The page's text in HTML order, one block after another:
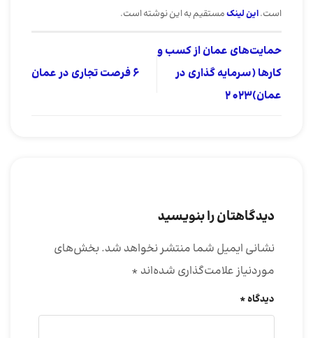
است.این لینکمستقیم به این نوشته است.
حمایت‌های عمان از کسب و
کارها (سرمایه گذاری در
عمان)2023
6 فرصت تجاری در عمان
دیدگاهتان را بنویسید
نشانی ایمیل شما منتشر نخواهد شد. بخش‌های
موردنیاز علامت‌گذاری شده‌اند *
دیدگاه*